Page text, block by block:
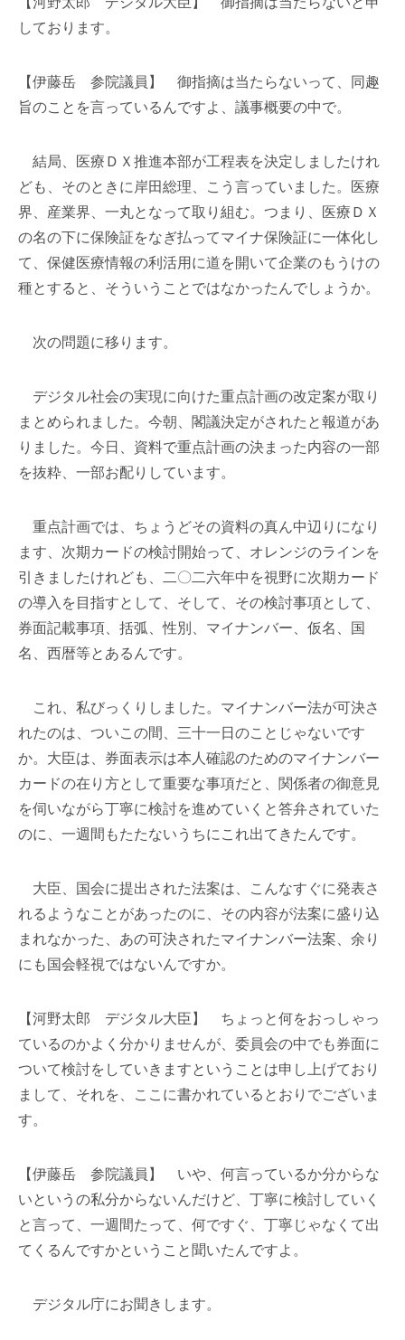
しております。
【伊藤岳 参院議員】 御指摘は当たらないって、同趣
旨のことを言っているんですよ、議事概要の中で。
結局、医療ＤＸ推進本部が工程表を決定しましたけれ
ども、そのときに岸田総理、こう言っていました。医療
界、産業界、一丸となって取り組む。つまり、医療ＤＸ
の名の下に保険証をなぎ払ってマイナ保険証に一体化し
て、保健医療情報の利活用に道を開いて企業のもうけの
種とすると、そういうことではなかったんでしょうか。
次の問題に移ります。
デジタル社会の実現に向けた重点計画の改定案が取り
まとめられました。今朝、閣議決定がされたと報道があ
りました。今日、資料で重点計画の決まった内容の一部
を抜粋、一部お配りしています。
重点計画では、ちょうどその資料の真ん中辺りになり
ます、次期カードの検討開始って、オレンジのラインを
引きましたけれども、二〇二六年中を視野に次期カード
の導入を目指すとして、そして、その検討事項として、
券面記載事項、括弧、性別、マイナンバー、仮名、国
名、西暦等とあるんです。
これ、私びっくりしました。マイナンバー法が可決さ
れたのは、ついこの間、三十一日のことじゃないです
か。大臣は、券面表示は本人確認のためのマイナンバー
カードの在り方として重要な事項だと、関係者の御意見
を伺いながら丁寧に検討を進めていくと答弁されていた
のに、一週間もたたないうちにこれ出てきたんです。
大臣、国会に提出された法案は、こんなすぐに発表さ
れるようなことがあったのに、その内容が法案に盛り込
まれなかった、あの可決されたマイナンバー法案、余り
にも国会軽視ではないんですか。
【河野太郎 デジタル大臣】 ちょっと何をおっしゃっ
ているのかよく分かりませんが、委員会の中でも券面に
ついて検討をしていきますということは申し上げており
まして、それを、ここに書かれているとおりでございま
す。
【伊藤岳 参院議員】 いや、何言っているか分からな
いというの私分からないんだけど、丁寧に検討していく
と言って、一週間たって、何ですぐ、丁寧じゃなくて出
てくるんですかということ聞いたんですよ。
デジタル庁にお聞きします。